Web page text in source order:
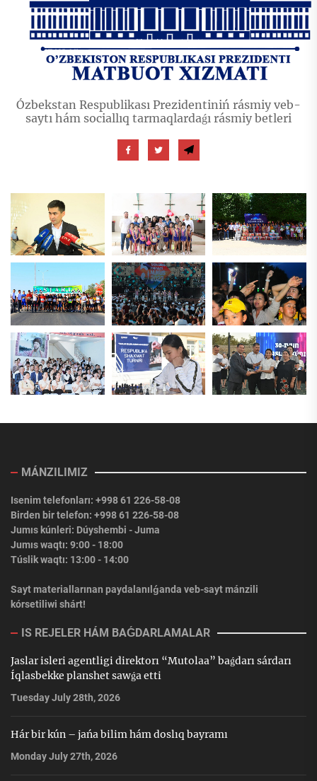
Ózbekstan Respublikası Prezidentiniń rásmiy veb-
saytı hám sociallıq tarmaqlardaǵı rásmiy betleri
MÁNZILIMIZ
Isenim telefonları: +998 61 226-58-08
Birden bir telefon: +998 61 226-58-08
Jumıs kúnleri: Dúyshembi - Juma
Jumıs waqtı: 9:00 - 18:00
Túslik waqtı: 13:00 - 14:00
Sayt materiallarınan paydalanılǵanda veb-sayt mánzili
kórsetiliwi shárt!
IS REJELER HÁM BAǴDARLAMALAR
Jaslar isleri agentligi direktorı “Mutolaa” baǵdarı sárdarı
Íqlasbekke planshet sawǵa etti
Tuesday July 28th, 2026
Hár bir kún – jańa bilim hám doslıq bayramı
Monday July 27th, 2026